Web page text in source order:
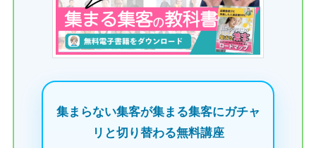
集まらない集客が集まる集客にガチャ
リと切り替わる無料講座